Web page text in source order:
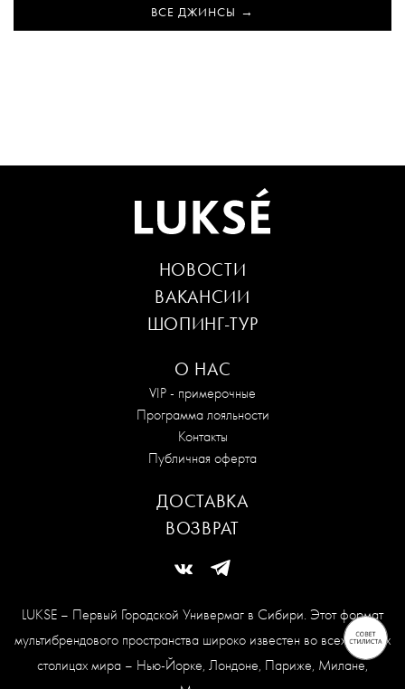
ВСЕ ДЖИНСЫ
LUKSE – Первый Городской Универмаг в Сибири. Этот формат
мультибрендового пространства широко известен во всех модных
столицах мира – Нью-Йорке, Лондоне, Париже, Милане,
О НАС
VIP - примерочные
Программа лояльности
Контакты
Публичная оферта
НОВОСТИ
ВАКАНСИИ
ШОПИНГ-ТУР
ДОСТАВКА
ВОЗВРАТ